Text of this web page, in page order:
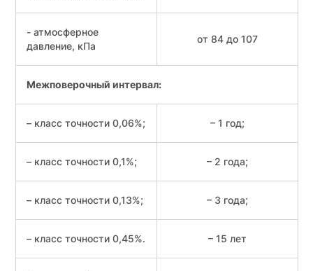
- атмосферное
давление, кПа
от 84 до 107
Межповерочный интервал:
– класс точности 0,06%; – 1 год;
– класс точности 0,1%; – 2 года;
– класс точности 0,13%; – 3 года;
– класс точности 0,45%. – 15 лет